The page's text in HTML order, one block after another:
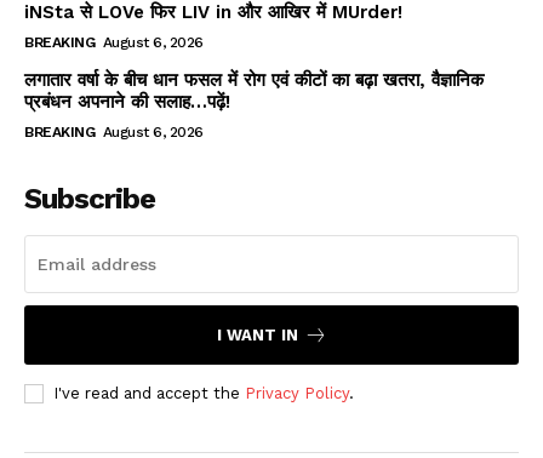
iNSta से LOVe फिर LIV in और आखिर में MUrder!
BREAKING August 6, 2026
लगातार वर्षा के बीच धान फसल में रोग एवं कीटों का बढ़ा खतरा, वैज्ञानिक
प्रबंधन अपनाने की सलाह…पढ़ें!
BREAKING August 6, 2026
Subscribe
I WANT IN
I've read and accept the Privacy Policy.